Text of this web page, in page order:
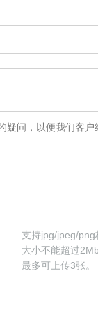
支持jpg/jpeg/png
大小不能超过
最多可上传3张。